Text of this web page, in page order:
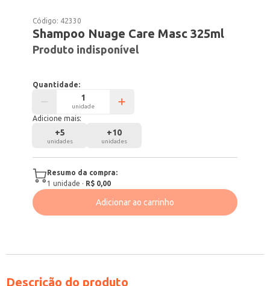
Código: 42330
Shampoo Nuage Care Masc 325ml
Produto indisponível
Quantidade:
unidade
Adicione mais:
+5
unidades
+10
unidades
Resumo da compra:
1 unidade · R$ 0,00
Adicionar ao carrinho
Descrição do produto